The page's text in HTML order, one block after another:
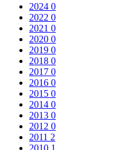
2024 0
2022 0
2021 0
2020 0
2019 0
2018 0
2017 0
2016 0
2015 0
2014 0
2013 0
2012 0
2011 2
2010 1